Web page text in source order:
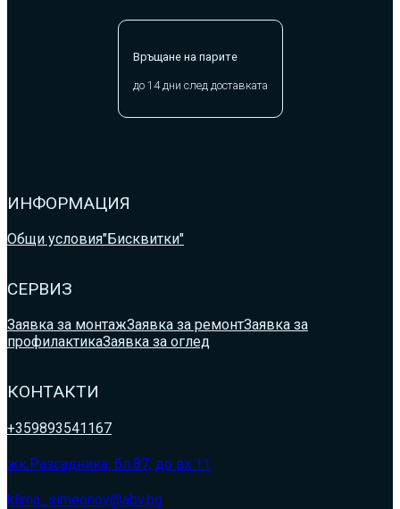
Връщане на парите
до 14 дни след доставката
ИНФОРМАЦИЯ
Общи условия"Бисквитки"
СЕРВИЗ
Заявка за монтажЗаявка за ремонтЗаявка за
профилактикаЗаявка за оглед
КОНТАКТИ
+359893541167
жк.Разсадника, бл.87, до вх.11
klima_simeonov@abv.bg